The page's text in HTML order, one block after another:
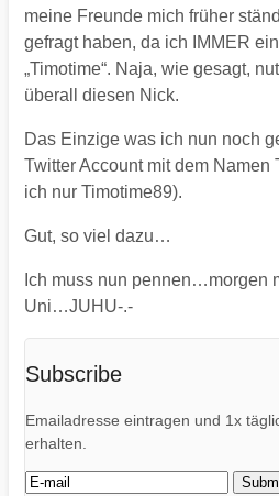
meine Freunde mich früher
gefragt haben, da ich IMMER
„Timotime“. Naja, wie gesagt,
überall diesen Nick.
Das Einzige was ich nun noch
Twitter Account mit dem Namen
ich nur Timotime89).
Gut, so viel dazu…
Ich muss nun pennen…morgen
Uni…JUHU-.-
Subscribe
Emailadresse eintragen und 1x
erhalten.